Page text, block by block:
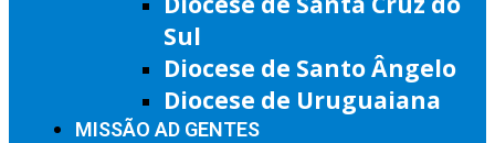
Sul
Diocese de Santo Ângelo
Diocese de Uruguaiana
MISSÃO AD GENTES